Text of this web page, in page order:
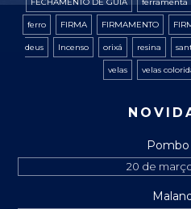
ferro FIRMA FIRMAMENTO
deus Incenso orixá resina
velas velas
Pombo
20 de